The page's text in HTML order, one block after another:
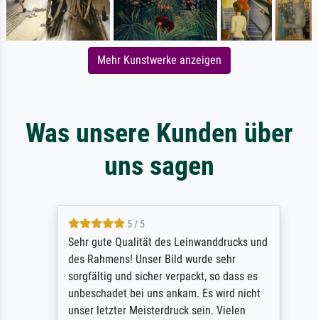
Mehr Kunstwerke anzeigen
Was unsere Kunden über
uns sagen
5 / 5
Sehr gute Qualität des Leinwanddrucks und
des Rahmens! Unser Bild wurde sehr
sorgfältig und sicher verpackt, so dass es
unbeschadet bei uns ankam. Es wird nicht
unser letzter Meisterdruck sein. Vielen